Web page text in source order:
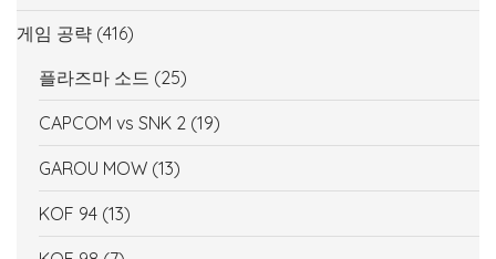
게임 공략 (416)
플라즈마 소드 (25)
CAPCOM vs SNK 2 (19)
GAROU MOW (13)
KOF 94 (13)